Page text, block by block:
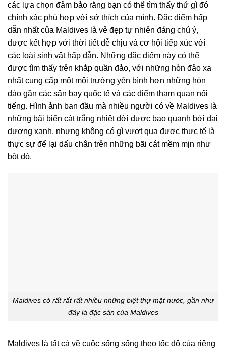
các lựa chọn đảm bảo rằng bạn có thể tìm thấy thứ gì đó
chính xác phù hợp với sở thích của mình. Đặc điểm hấp
dẫn nhất của Maldives là vẻ đẹp tự nhiên đáng chú ý,
được kết hợp với thời tiết dễ chịu và cơ hội tiếp xúc với
các loài sinh vật hấp dẫn. Những đặc điểm này có thể
được tìm thấy trên khắp quần đảo, với những hòn đảo xa
nhất cung cấp một môi trường yên bình hơn những hòn
đảo gần các sân bay quốc tế và các điểm tham quan nổi
tiếng. Hình ảnh ban đầu mà nhiều người có về Maldives là
những bãi biển cát trắng nhiệt đới được bao quanh bởi đại
dương xanh, nhưng không có gì vượt qua được thực tế là
thực sự để lại dấu chân trên những bãi cát mềm mịn như
bột đó.
Maldives có rất rất rất nhiều những biệt thự mặt nước, gần như
đây là đặc sản của Maldives
Maldives là tất cả về cuộc sống sống theo tốc độ của riêng